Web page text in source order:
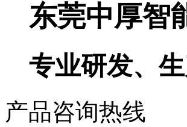
东莞中厚智
专业研发、
产品咨询热线